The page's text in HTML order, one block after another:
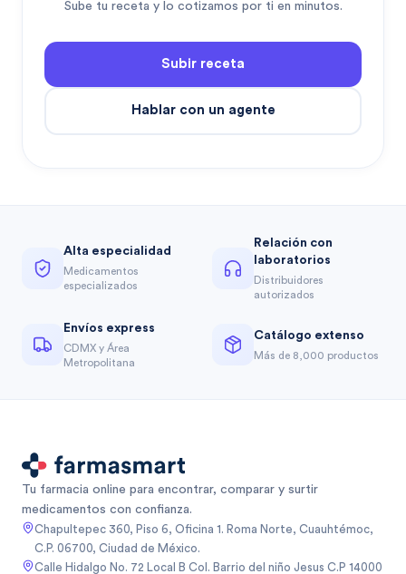
Sube tu receta y lo cotizamos por ti en minutos.
Subir receta
Hablar con un agente
Alta especialidad
Medicamentos
especializados
Relación con
laboratorios
Distribuidores
autorizados
Envíos express
CDMX y Área
Metropolitana
Catálogo extenso
Más de 8,000 productos
Tu farmacia online para encontrar, comparar y surtir
medicamentos con confianza.
Chapultepec 360, Piso 6, Oficina 1. Roma Norte, Cuauhtémoc,
C.P. 06700, Ciudad de México.
Calle Hidalgo No. 72 Local B Col. Barrio del niño Jesus C.P 14000